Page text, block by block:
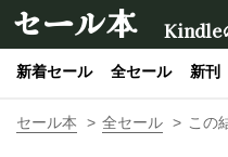
セール本 Kindle
新着セール 全セール 新刊
セール本 全セール この